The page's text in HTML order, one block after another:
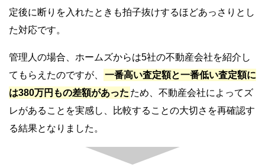
定後に断りを入れたときも拍子抜けするほどあっさりとし
た対応です。
管理人の場合、ホームズからは5社の不動産会社を紹介し
てもらえたのですが、
一番高い査定額と一番低い査定額に
は380万円もの差額があった ため、不動産会社によってズ
レがあることを実感し、比較することの大切さを再確認す
る結果となりました。